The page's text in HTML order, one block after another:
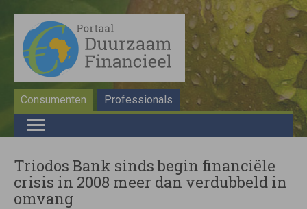
Consumenten Professionals
Triodos Bank sinds begin financiële
crisis in 2008 meer dan verdubbeld in
omvang